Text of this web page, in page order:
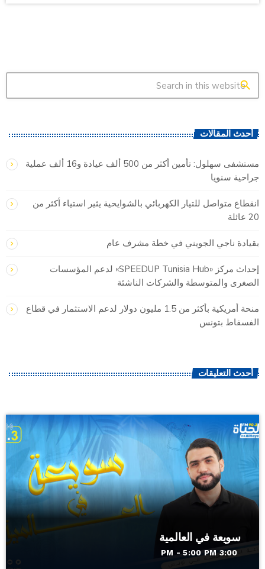
search
أحدث المقالات
مستشفى سهلول: تأمين أكثر من 500 ألف عيادة و16 ألف عملية
جراحية سنويا
انقطاع متواصل للتيار الكهربائي بالشوايحية يثير استياء أكثر من
20 عائلة
بقيادة ناجي الجويني في خطة مشرف عام
إحداث مركز «SPEEDUP Tunisia Hub» لدعم المؤسسات
الصغرى والمتوسطة والشركات الناشئة
منحة أمريكية بأكثر من 1.5 مليون دولار لدعم الاستثمار في قطاع
الفسفاط بتونس
أحدث التعليقات
سويعة في العالمية
3:00 PM - 5:00 PM